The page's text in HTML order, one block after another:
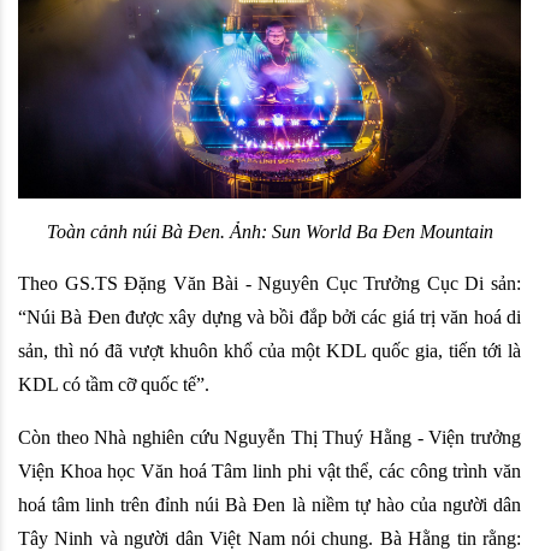
Toàn cảnh núi Bà Đen. Ảnh: Sun World Ba Đen Mountain
Theo GS.TS Đặng Văn Bài - Nguyên Cục Trưởng Cục Di sản:
“Núi Bà Đen được xây dựng và bồi đắp bởi các giá trị văn hoá di
sản, thì nó đã vượt khuôn khổ của một KDL quốc gia, tiến tới là
KDL có tầm cỡ quốc tế”.
Còn theo Nhà nghiên cứu Nguyễn Thị Thuý Hằng - Viện trưởng
Viện Khoa học Văn hoá Tâm linh phi vật thể, các công trình văn
hoá tâm linh trên đỉnh núi Bà Đen là niềm tự hào của người dân
Tây Ninh và người dân Việt Nam nói chung. Bà Hằng tin rằng: